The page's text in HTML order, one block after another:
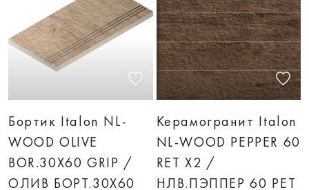
Бортик Italon NL-
WOOD OLIVE
BOR.30X60 GRIP /
ОЛИВ БОРT.30X60
Керамогранит Italon
NL-WOOD PEPPER 60
RET X2 /
НЛВ.ПЭППЕР 60 РЕТ